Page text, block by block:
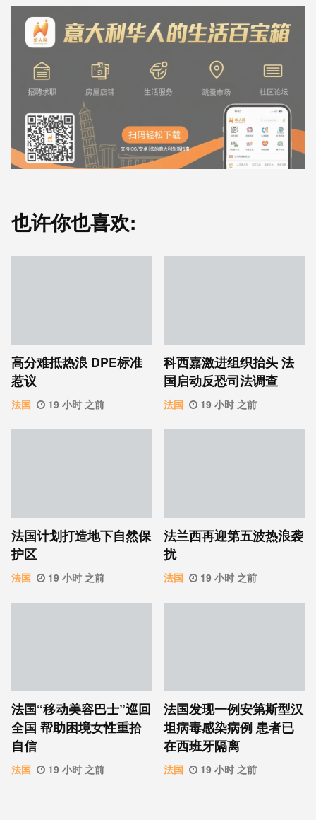
也许你也喜欢:
高分难抵热浪 DPE标准
惹议
法国 19 小时 之前
科西嘉激进组织抬头 法
国启动反恐司法调查
法国 19 小时 之前
法国计划打造地下自然保
护区
法国 19 小时 之前
法兰西再迎第五波热浪袭
扰
法国 19 小时 之前
法国“移动美容巴士”巡回
全国 帮助困境女性重拾
自信
法国 19 小时 之前
法国发现一例安第斯型汉
坦病毒感染病例 患者已
在西班牙隔离
法国 19 小时 之前